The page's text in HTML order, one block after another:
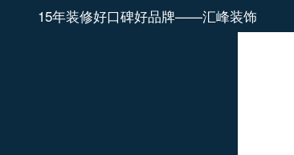
15年装修好口碑好品牌——汇峰装饰